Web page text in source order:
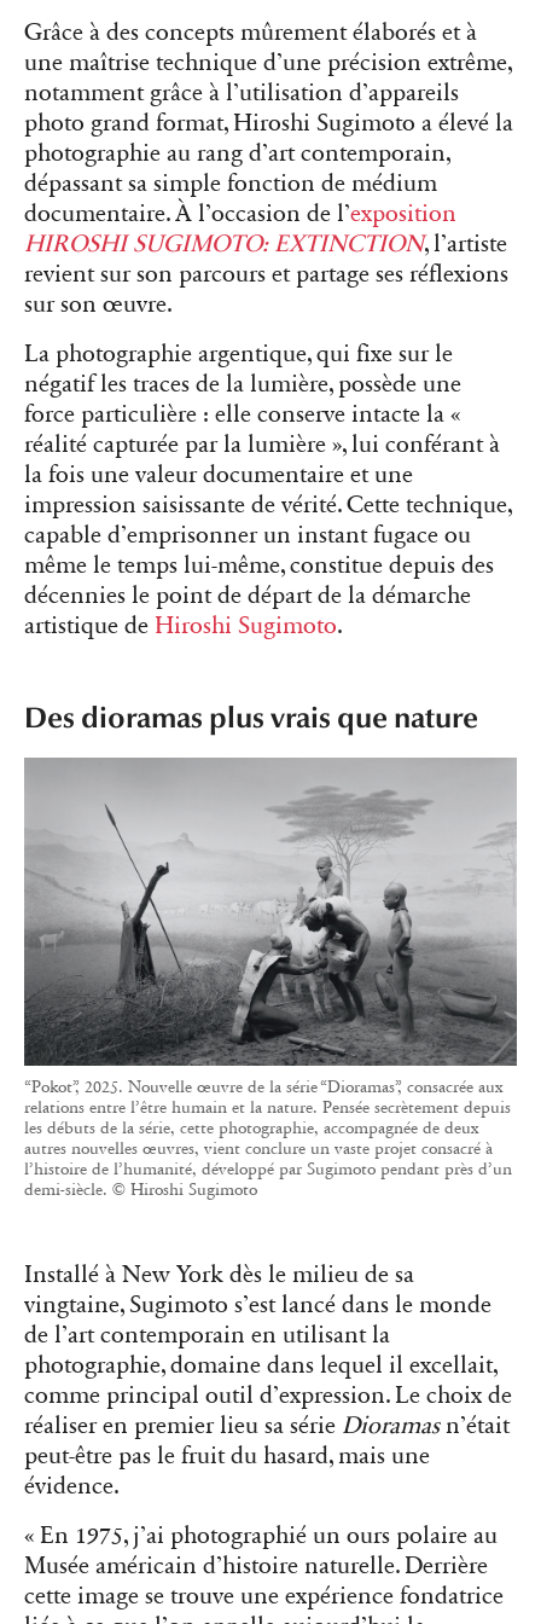
Grâce à des concepts mûrement élaborés et à
une maîtrise technique d’une précision extrême,
notamment grâce à l’utilisation d’appareils
photo grand format, Hiroshi Sugimoto a élevé la
photographie au rang d’art contemporain,
dépassant sa simple fonction de médium
documentaire. À l’occasion de l’exposition
HIROSHI SUGIMOTO: EXTINCTION, l’artiste
revient sur son parcours et partage ses réflexions
sur son œuvre.
La photographie argentique, qui fixe sur le
négatif les traces de la lumière, possède une
force particulière : elle conserve intacte la «
réalité capturée par la lumière », lui conférant à
la fois une valeur documentaire et une
impression saisissante de vérité. Cette technique,
capable d’emprisonner un instant fugace ou
même le temps lui-même, constitue depuis des
décennies le point de départ de la démarche
artistique de Hiroshi Sugimoto.
Des dioramas plus vrais que nature
“Pokot”, 2025. Nouvelle œuvre de la série “Dioramas”, consacrée aux
relations entre l’être humain et la nature. Pensée secrètement depuis
les débuts de la série, cette photographie, accompagnée de deux
autres nouvelles œuvres, vient conclure un vaste projet consacré à
l’histoire de l’humanité, développé par Sugimoto pendant près d’un
demi-siècle. © Hiroshi Sugimoto
Installé à New York dès le milieu de sa
vingtaine, Sugimoto s’est lancé dans le monde
de l’art contemporain en utilisant la
photographie, domaine dans lequel il excellait,
comme principal outil d’expression. Le choix de
réaliser en premier lieu sa série Dioramasn’était
peut-être pas le fruit du hasard, mais une
évidence.
« En 1975, j’ai photographié un ours polaire au
Musée américain d’histoire naturelle. Derrière
cette image se trouve une expérience fondatrice